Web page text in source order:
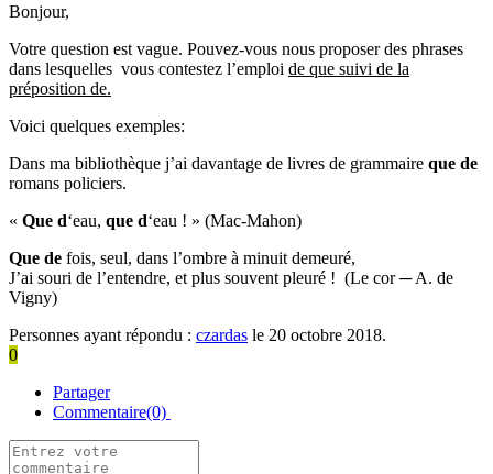
Bonjour,
Votre question est vague. Pouvez-vous nous proposer des phrases
dans lesquelles vous contestez l’emploi de que suivi de la
préposition de.
Voici quelques exemples:
Dans ma bibliothèque j’ai davantage de livres de grammaire que de
romans policiers.
« Que d‘eau, que d‘eau ! » (Mac-Mahon)
Que de fois, seul, dans l’ombre à minuit demeuré,
J’ai souri de l’entendre, et plus souvent pleuré ! (Le cor ─ A. de
Vigny)
Personnes ayant répondu : czardas le 20 octobre 2018.
0
Partager
Commentaire(0)